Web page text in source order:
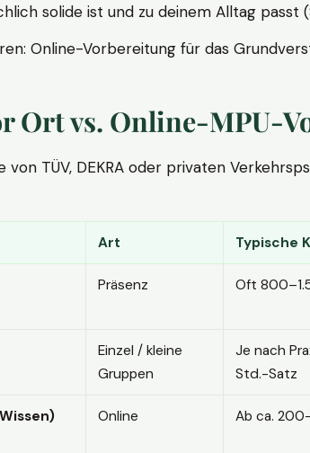
solide ist und zu deinem Alltag passt
Online-Vorbereitung für das
Ort vs. Online-MPU-
TÜV, DEKRA oder privaten
Art Typische
Präsenz Oft
Einzel / kleine
Gruppen
Je nach
Std.-Satz
Online Ab ca.